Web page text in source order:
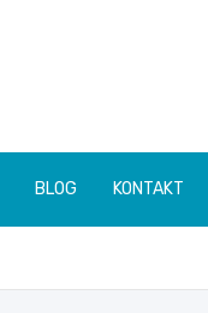
BLOG KONTAKT